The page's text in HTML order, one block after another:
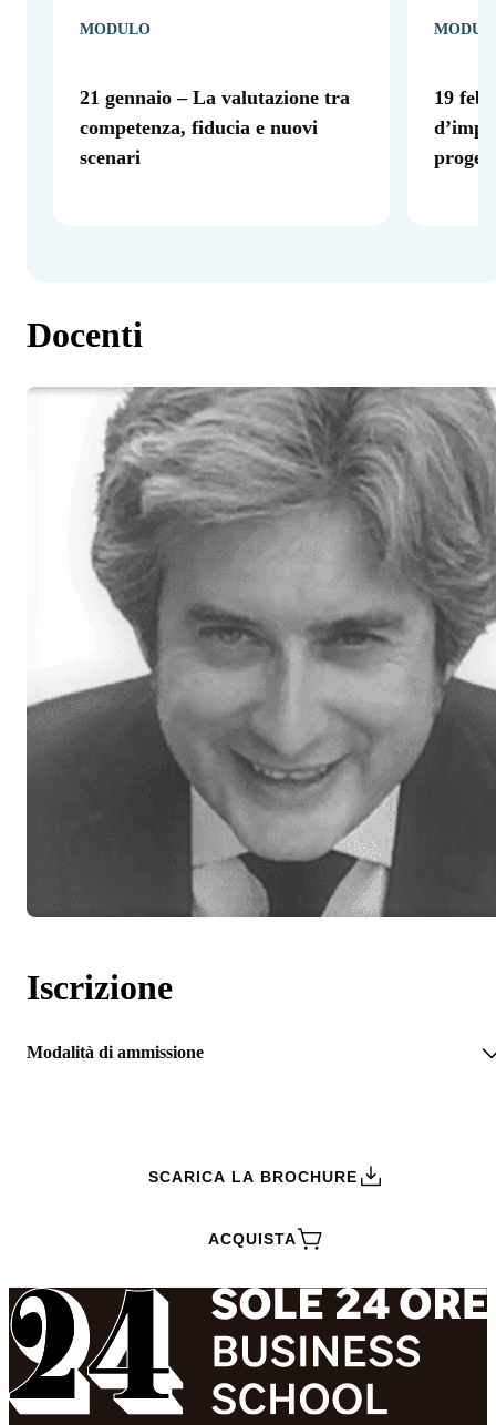
MODULO
21 gennaio – La valutazione tra
competenza, fiducia e nuovi
scenari
19
Docenti
Iscrizione
Modalità di ammissione
SCARICA LA BROCHURE
ACQUISTA